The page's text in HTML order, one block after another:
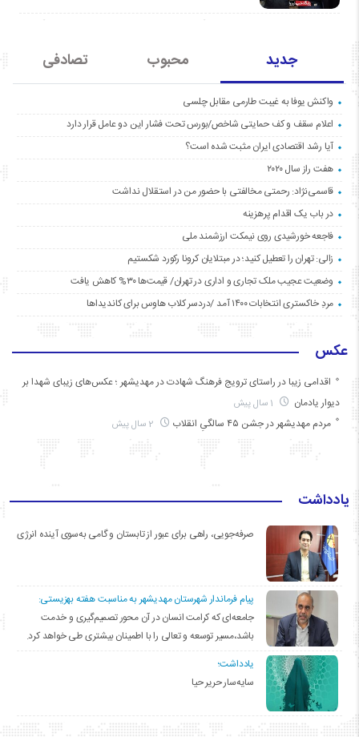
جدید محبوب تصادفی
واکنش یوفا به غیبت طارمی مقابل چلسی
اعلام سقف و کف حمایتی شاخص/بورس تحت فشار این دو عامل قرار دارد
آیا رشد اقتصادی ایران مثبت شده است؟
هفت راز سال ۲۰۲۰
قاسمی‌نژاد: رحمتی مخالفتی با حضور من در استقلال نداشت
در باب یک اقدام پرهزینه
فاجعه خورشیدی روی نیمکت ارزشمند ملی
زالی: تهران را تعطیل کنید؛ در مبتلایان کرونا رکورد شکستیم
وضعیت عجیب ملک تجاری و اداری در تهران/ قیمت‌ها ۳۰% کاهش یافت
مردِ خاکستری انتخابات ۱۴۰۰ آمد /دردسر کلاب هاوس برای کاندیداها
عکس
اقدامی زیبا در راستای ترویج فرهنگ شهادت در مهدیشهر ؛ عکس‌های زیبای شهدا بر
دیوار یادمان
مردم مهدیشهر در جشن ۴۵ سالگیِ انقلاب
یادداشت
صرفه‌جویی، راهی برای عبور از تابستان و گامی به‌سوی آینده انرژی
پیام فرماندار شهرستان مهدیشهر به مناسبت هفته بهزیستی:
جامعه‌ای که کرامت انسان در آن محور تصمیم‌گیری و خدمت
باشد،مسیر توسعه و تعالی را با اطمینان بیشتری طی خواهد کرد.
یادداشت؛
سایه‌سار حریر حیا